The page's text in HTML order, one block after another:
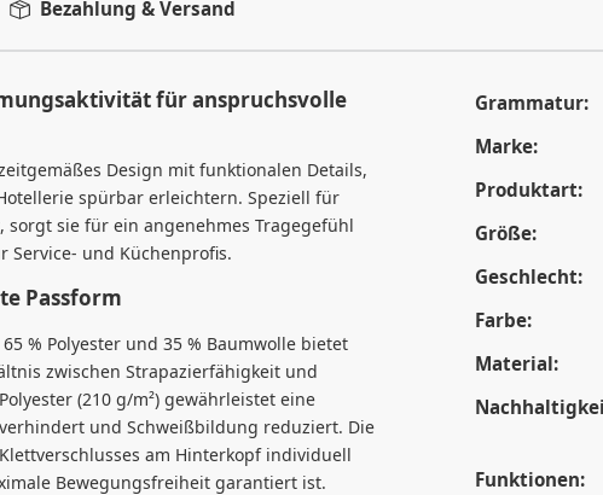
Bezahlung & Versand
für anspruchsvolle
Design mit funktionalen Details,
spürbar erleichtern. Speziell für
sie für ein angenehmes Tragegefühl
Service- und Küchenprofis.
Passform
% Polyester und 35 % Baumwolle bietet
zwischen Strapazierfähigkeit und
(210 g/m²) gewährleistet eine
und Schweißbildung reduziert. Die
am Hinterkopf individuell
Bewegungsfreiheit garantiert ist.
Grammatur:
Marke:
Produktart:
Größe:
Geschlecht:
Farbe:
Material:
Funktionen: